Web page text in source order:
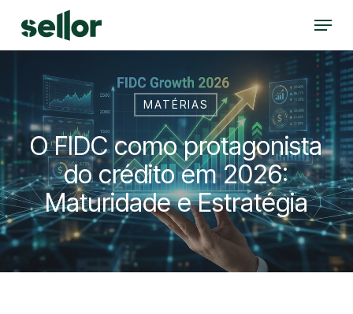
main
content
Menu
MATÉRIAS
O FIDC como protagonista
do crédito em 2026:
Maturidade e Estratégia
Close
Menu